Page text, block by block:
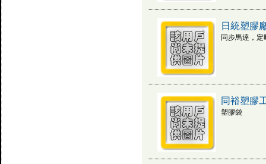
日統塑膠
同步馬達，定
同裕塑膠
塑膠袋